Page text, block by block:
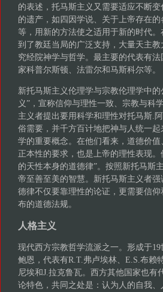
的表述，托马斯主义又需要适应不断
的遗产，如四因学说、关于上帝存在
等，用新的方法使之适用于新的时代
到了教廷当局的广泛支持，大量天主
究经院神学与哲学。最主要的代表有
家科普尔斯顿、法雷尔和马斯科尔等。
新托马斯主义伦理学与宗教伦理学中
义”，宣称信仰与理性一致、宗教与科
主义者提出要用科学和理性对托马斯.
俗需要，并千方百计地把神与人统一
学的重要概念。在他们看来，道德价
正本性的要求，也是上帝的理性表现
的天性本身的道德律”。按照新托马斯
帝至善至美的智慧。新托马斯主义者
德律不仅要靠理性的论证，更需要信
布的道德法规。
人格主义
现代西方宗教哲学流派之一。形成于
鲍恩，代表有R.T.弗卢埃林、E.S.布赖
尼埃和J.拉克鲁瓦。西方其他国家也
论特色，共同之处是：认为人的自我